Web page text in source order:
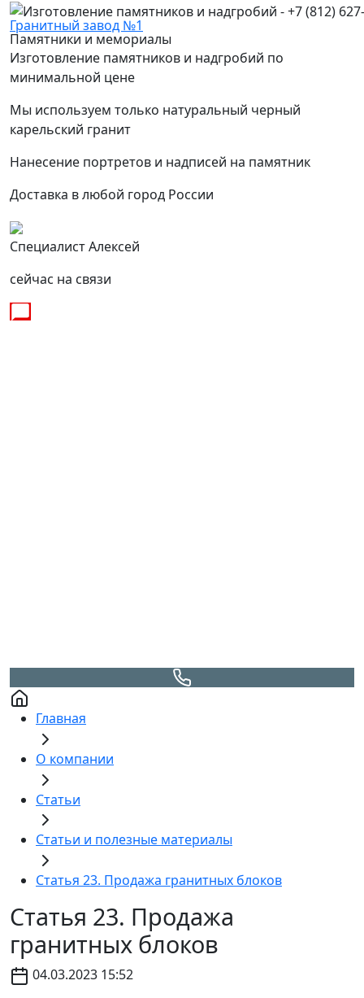
Гранитный завод №1
Памятники и мемориалы
Изготовление памятников и надгробий по
минимальной цене
Мы используем только натуральный черный
карельский гранит
Нанесение портретов и надписей на памятник
Доставка в любой город России
Специалист Алексей
сейчас на связи
Главная
О компании
Статьи
Статьи и полезные материалы
Статья 23. Продажа гранитных блоков
Статья 23. Продажа
гранитных блоков
04.03.2023 15:52